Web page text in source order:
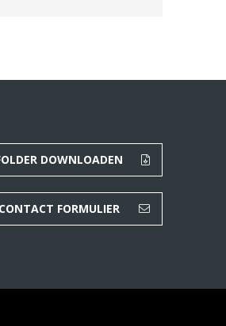
DOWNLOADEN
CONTACT FORMULIER